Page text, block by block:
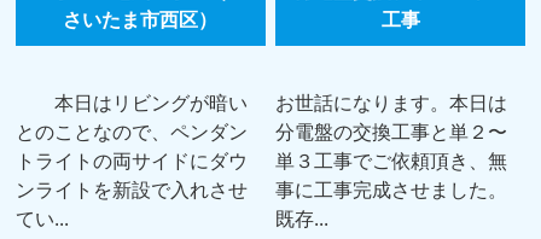
さいたま市西区）
本日はリビングが暗い
とのことなので、ペンダン
トライトの両サイドにダウ
ンライトを新設で入れさせ
てい...
工事
お世話になります。本日は
分電盤の交換工事と単２〜
単３工事でご依頼頂き、無
事に工事完成させました。
既存...